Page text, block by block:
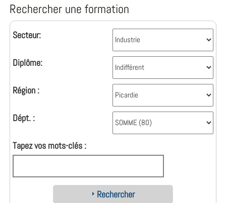
Rechercher une formation
Secteur:
Diplôme:
Région :
Dépt. :
Tapez vos mots-clés :
Rechercher